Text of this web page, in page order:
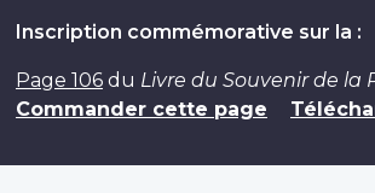
Inscription commémorative sur la :
Page 106du Livre du Souvenir de la
Commander cette page